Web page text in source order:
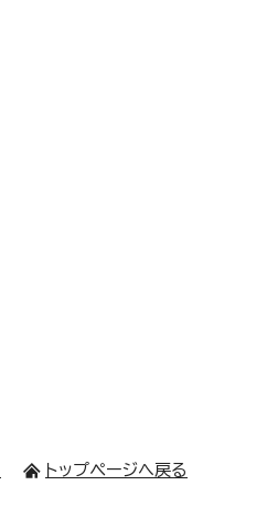
トップページへ戻る